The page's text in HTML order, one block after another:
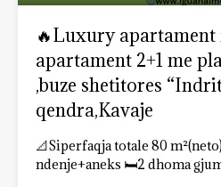
🔥Luxury apartament
apartament 2+1 me
,buze shetitores
qendra,Kavaje
📐Siperfaqja totale 80
ndenje+aneks 🛏2 dhoma